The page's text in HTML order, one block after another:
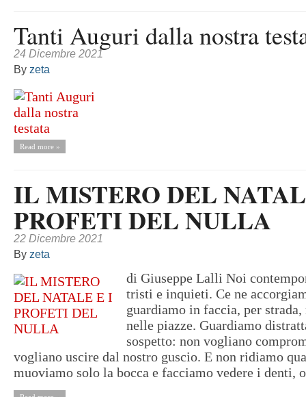
Tanti Auguri dalla nostra
24 Dicembre 2021
By zeta
Read more »
IL MISTERO DEL
PROFETI DEL NULLA
22 Dicembre 2021
By zeta
di Giuseppe Lalli Noi
tristi e inquieti. Ce ne
guardiamo in faccia, per
nelle piazze. Guardiamo
sospetto: non vogliano
vogliano uscire dal nostro guscio. E non ridiamo
muoviamo solo la bocca e facciamo vedere i denti,